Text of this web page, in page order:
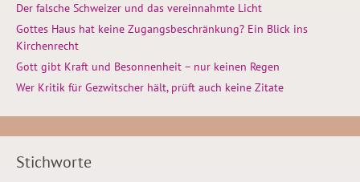
Der falsche Schweizer und das vereinnahmte Licht
Gottes Haus hat keine Zugangsbeschränkung? Ein Blick ins
Kirchenrecht
Gott gibt Kraft und Besonnenheit – nur keinen Regen
Wer Kritik für Gezwitscher hält, prüft auch keine Zitate
Stichworte